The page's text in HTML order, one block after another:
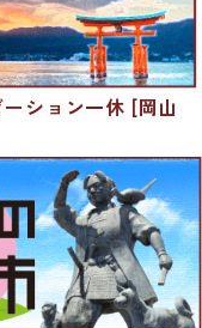
ション一休 [岡山